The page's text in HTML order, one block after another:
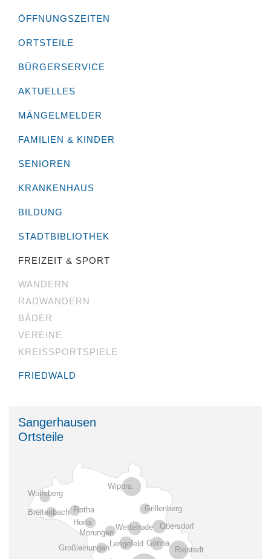
ÖFFNUNGSZEITEN
ORTSTEILE
BÜRGERSERVICE
AKTUELLES
MÄNGELMELDER
FAMILIEN & KINDER
SENIOREN
KRANKENHAUS
BILDUNG
STADTBIBLIOTHEK
FREIZEIT & SPORT
WANDERN
RADWANDERN
BÄDER
VEREINE
KREISSPORTSPIELE
FRIEDWALD
Sangerhausen
Ortsteile
Riestedt
Gonna
Obersdorf
Grillenberg
Wippra
Wolfsberg
Rotha
Breitenbach
Horla
Morungen
Wettelrode
Lengefeld
Großleinungen